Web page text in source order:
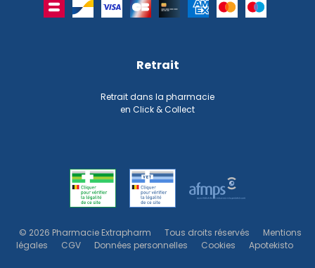
Retrait
Retrait dans la pharmacie
en Click & Collect
© 2026 Pharmacie Extrapharm Tous droits réservés
Mentions
légales
CGV Données personnelles Cookies Apotekisto